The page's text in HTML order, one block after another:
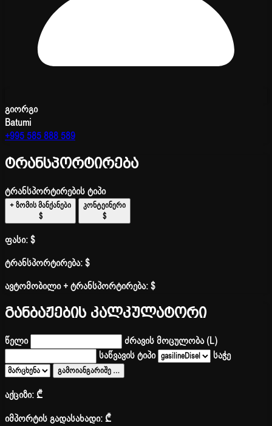
გიორგი
Batumi
+995 585 888 589
ტრანსპორტირება
ტრანსპორტირების ტიპი
+ ზომის მანქანები
$
კონტეინერი
$
ფასი:$
ტრანსპორტირება:$
ავტომობილი + ტრანსპორტირება:$
განბაჟების კალკულატორი
წელი
ძრავის მოცულობა (L)
საწვავის ტიპი
საჭე
გამოიანგარიშე …
აქციზი:₾
იმპორტის გადასახადი:₾